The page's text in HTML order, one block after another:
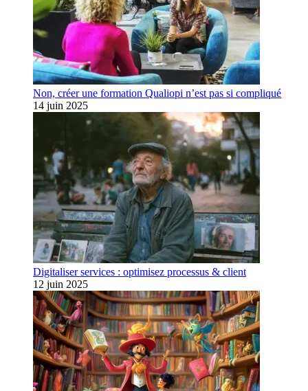
Non, créer une formation Qualiopi n’est pas si compliqué
14 juin 2025
Digitaliser services : optimisez processus & client
12 juin 2025